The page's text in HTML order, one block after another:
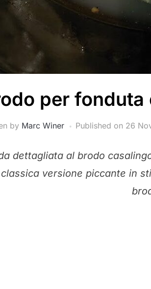
per
by Marc Winer Published on 26
dettagliata al brodo
versione piccante in